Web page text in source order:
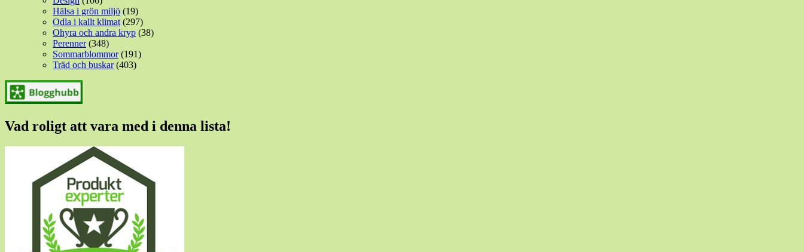
Hälsa i grön miljö (19)
Odla i kallt klimat(297)
Ohyra och andra kryp (38)
Perenner(348)
Sommarblommor(191)
Träd och buskar(403)
Vad roligt att vara med i denna lista!